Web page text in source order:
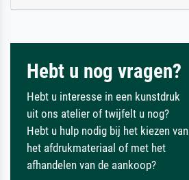
Hebt u nog vragen?
Hebt u interesse in een kunstdruk
uit ons atelier of twijfelt u nog?
Hebt u hulp nodig bij het kiezen van
het afdrukmateriaal of met het
afhandelen van de aankoop?